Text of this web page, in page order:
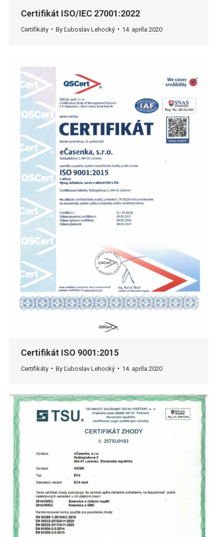
Certifikát ISO/IEC 27001:2022
Certifikáty By Ľuboslav Lehocký 14. apríla 2020
Certifikát ISO 9001:2015
Certifikáty By Ľuboslav Lehocký 14. apríla 2020